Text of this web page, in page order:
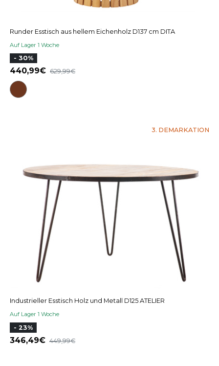
Runder Esstisch aus hellem Eichenholz D137 cm DITA
Auf Lager 1 Woche
- 30%
440,99 629,99
3. DEMARKATION
Industrieller Esstisch Holz und Metall D125 ATELIER
Auf Lager 1 Woche
- 23%
346,49 449,99